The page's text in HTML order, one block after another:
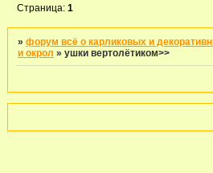
Страница:1
»форум всё о карликовых и
и окрол »ушки вертолётиком>>